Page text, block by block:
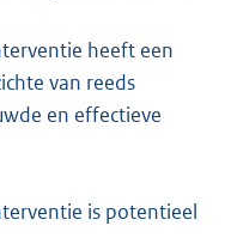
heeft een
van reeds
en effectieve
is potentieel